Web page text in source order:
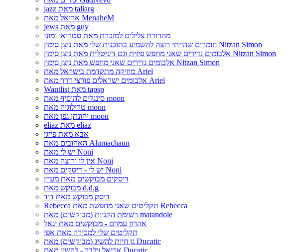
jazz מאת taliarg
אריאל מאת MenaheM
jews מאת guy
מהדורת צלילים למזכרת מאת סטריאו ומונו
חומרים שהייתי רוצה להשמיע בתוכנית שלי מאת נִיצָן סִימוֹן Nitzan Simon
אלבומים נדירים שאני מחפש פיזית וגם דיגיטלית מאת נִיצָן סִימוֹן Nitzan Simon
אלבומים נדירים שאני מחפש מאת נִיצָן סִימוֹן Nitzan Simon
מוזיקה מתקדמת בישראל מאת Ariel
אלבומים ישראלים פורצי דרך מאת Ariel
Wantlist מאת tapsp
סינגלים להוסיף מאת moon
טרילוגיה מאת moon
יהונתן גפן מאת moon
eliaz מאת eliaz
אבא מאת פייגי
האהובים מאת Alumachaun
יש לי מאת Noni
אין לי ורוצה מאת Noni
יש לי - דיסקים מאת Noni
דיסקים מבוקשים מאת מעיין
מבוקש מאת d.d.g
דיסק מבוקש מאת דוד
Rebecca תקליטים שאני מחפשת מאת Rebecca
רשימת הקניות (מבוקשים) מאת matandole
אהרון עמרם - מבוקשים מאת יגאל
תקליטים שלי למכירה מאת אפי
גן חיות להשיג (מבוקשים) מאת Ducatic
אריאל זילבר - להשיג מאת Ducatic